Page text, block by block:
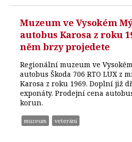
Muzeum ve Vysokém
autobus Karosa z roku
něm brzy projedete
Regionální muzeum ve
autobus Škoda 706 RTO LUX z
Karosa z roku 1969. Doplní již
exponáty. Prodejní cena
korun.
muzeum veteráni